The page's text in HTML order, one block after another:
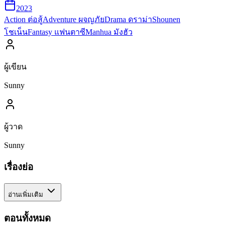
2023
Action ต่อสู้Adventure ผจญภัยDrama ดราม่าShounen
โชเน็นFantasy แฟนตาซีManhua มังฮัว
ผู้เขียน
Sunny
ผู้วาด
Sunny
เรื่องย่อ
อ่านเพิ่มเติม
ตอนทั้งหมด